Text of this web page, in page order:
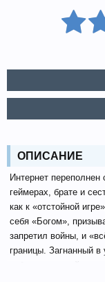
ОПИСАНИЕ
Интернет
геймерах, брате и
как к «отстойной
себя «Богом»,
запретил войны, и
границы. Загнанный
отброшен в свой